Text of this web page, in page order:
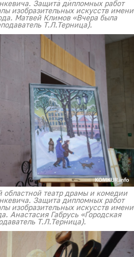
Защита дипломных работ
изобразительных искусств имени
Матвей Климов «Вчера была
Т.Л.Терница).
областной театр драмы и комедии
Защита дипломных работ
изобразительных искусств имени
Анастасия Габрусь «Городская
Т.Л.Терница).